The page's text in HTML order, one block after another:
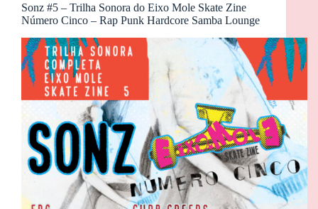
Sonz #5 – Trilha Sonora do Eixo Mole Skate Zine
Número Cinco – Rap Punk Hardcore Samba Lounge